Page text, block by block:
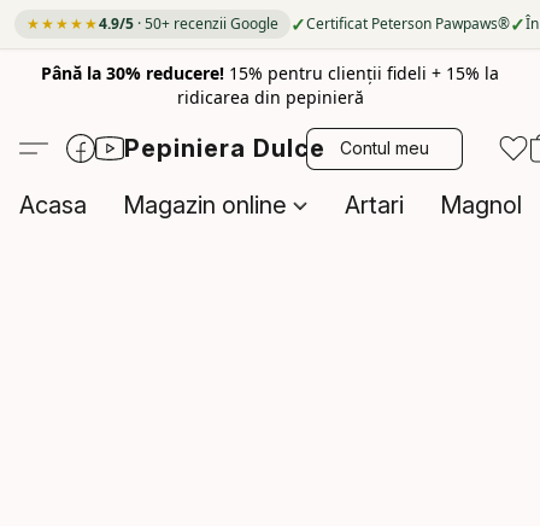
★★★★★4.9/5 · 50+ recenzii Google ✓Certificat Peterson Pawpaws®✓
Până la 30% reducere! 15% pentru clienții fideli + 15% la
ridicarea din pepinieră
Pepiniera Dulce Contul meu
Acasa Magazin online Artari Magnolii